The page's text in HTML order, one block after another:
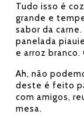
Tudo isso é
grande e
sabor da
panelada
e arroz
Ah, não
deste é feito
com amigos,
mesa.